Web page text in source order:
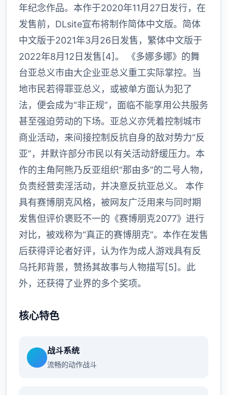
年纪念作品。本作于2020年11月27日发行，在
发售前，DLsite宣布将制作简体中文版。简体
中文版于2021年3月26日发售，繁体中文版于
2022年8月12日发售[4]。 《多娜多娜》的舞
台亚总义市由大企业亚总义重工实际掌控。当
地市民若得罪亚总义，或被单方面认为犯了
法，便会成为“非正规”，面临不能享用公共服务
甚至强迫劳动的下场。亚总义亦凭着控制城市
商业活动，来间接控制反抗自身的敌对势力“反
亚”，并默许部分市民以有关活动舒缓压力。本
作的主角阿熊乃反亚组织“那由多”的二号人物，
负责经营卖淫活动，并决意反抗亚总义。 本作
具有赛博朋克风格，被网友广泛用来与同时期
发售但评价褒贬不一的《赛博朋克2077》进行
对比，被戏称为“真正的赛博朋克”。本作在发售
后获得评论者好评，认为作为成人游戏具有反
乌托邦背景，赞扬其故事与人物描写[5]。此
外，还获得了业界的多个奖项。
核心特色
战斗系统
流畅的动作战斗